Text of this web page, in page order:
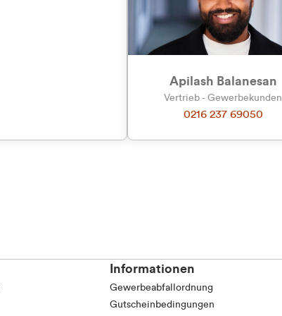
Statistiken
Apilash Balanesan
Vertrieb - Gewerbekunden
0216 237 69050
Informationen
Gewerbeabfallordnung
Gutscheinbedingungen